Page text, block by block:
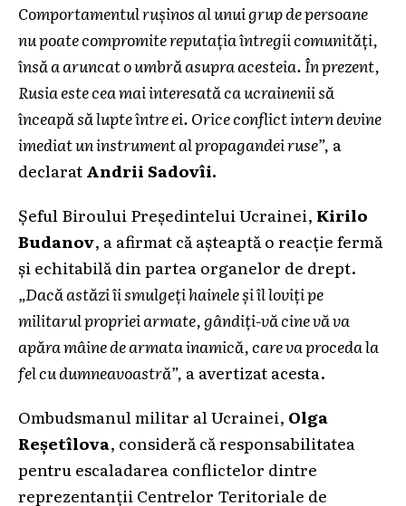
Comportamentul rușinos al unui grup de persoane
nu poate compromite reputația întregii comunități,
însă a aruncat o umbră asupra acesteia. În prezent,
Rusia este cea mai interesată ca ucrainenii să
înceapă să lupte între ei. Orice conflict intern devine
imediat un instrument al propagandei ruse”, a
declaratAndrii Sadovîi.
Șeful Biroului Președintelui Ucrainei, Kirilo
Budanov, a afirmat că așteaptă o reacție fermă
și echitabilă din partea organelor de drept.
„Dacă astăzi îi smulgeți hainele și îl loviți pe
militarul propriei armate, gândiți-vă cine vă va
apăra mâine de armata inamică, care va proceda la
fel cu dumneavoastră”, a avertizat acesta.
Ombudsmanul militar al Ucrainei, Olga
Reșetîlova, consideră că responsabilitatea
pentru escaladarea conflictelor dintre
reprezentanții Centrelor Teritoriale de